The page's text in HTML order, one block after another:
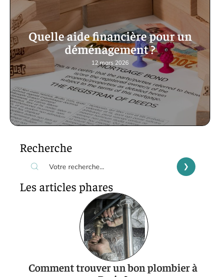
Quelle aide financière pour un
déménagement ?
12 mars 2026
Recherche
Les articles phares
Comment trouver un bon plombier à